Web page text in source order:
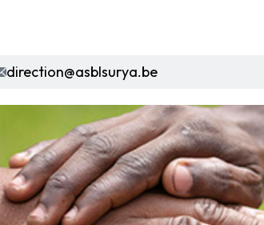
Accéder à l'espace membre
DEVENIR MEMBRE
direction@asblsurya.be